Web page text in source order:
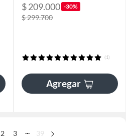
$ 209.000 -30%
$ 299.700
(1)
Agregar
2 3 ... 39